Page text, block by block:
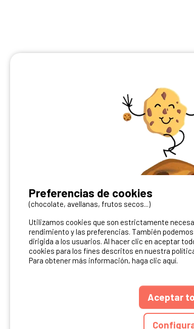
Puedes difundirlo en nuestro sitio
Contacto Ibericamp
Preferencias de cookies
(chocolate, avellanas, frutos secos...)
Utilizamos cookies que son estrictamente
rendimiento y las preferencias. También
dirigida a los usuarios. Al hacer clic en aceptar
cookies para los fines descritos en nuestra
Para obtener más información, haga clic aquí.
Aceptar